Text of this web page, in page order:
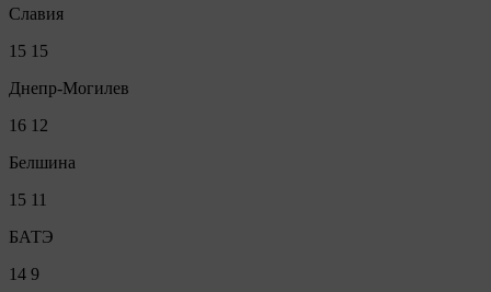
Славия
15 15
Днепр-Могилев
16 12
Белшина
15 11
БАТЭ
14 9